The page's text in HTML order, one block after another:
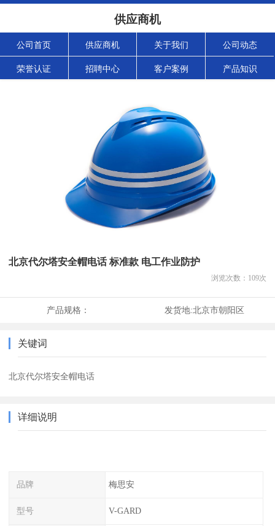
供应商机
公司首页 供应商机 关于我们 公司动态
荣誉认证 招聘中心 客户案例 产品知识
北京代尔塔安全帽电话 标准款 电工作业防护
浏览次数： 109次
产品规格： 发货地:北京市朝阳区
关键词
北京代尔塔安全帽电话
详细说明
品牌 梅思安
型号 V-GARD